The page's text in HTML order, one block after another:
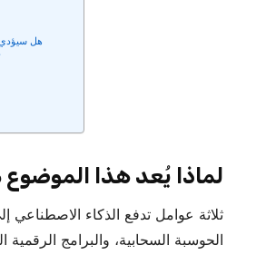
هل سيؤدي
لماذا يُعد هذا الموضوع
ثلاثة عوامل تدفع الذكاء الاصطناعي